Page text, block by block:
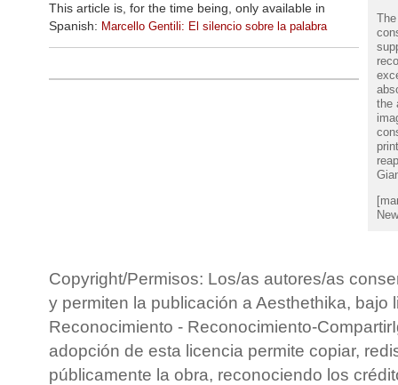
the
This article is, for the time being, only available in
Spanish: Marcello Gentili: El silencio sobre la palabra
Copyright/Permisos: Los/as autores/as
y permiten la publicación a Aesthethika, bajo
Reconocimiento - Reconocimiento-
adopción de esta licencia permite copiar,
públicamente la obra, reconociendo los